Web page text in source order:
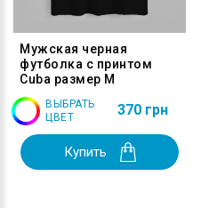
Мужская черная
футболка с принтом
Cuba размер M
ВЫБРАТЬ
ЦВЕТ
370 грн
Купить